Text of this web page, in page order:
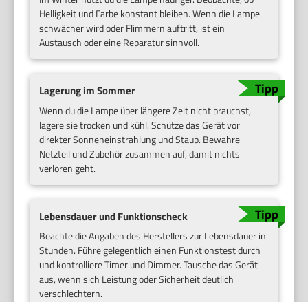
Helligkeit und Farbe konstant bleiben. Wenn die Lampe
schwächer wird oder Flimmern auftritt, ist ein
Austausch oder eine Reparatur sinnvoll.
Lagerung im Sommer
Wenn du die Lampe über längere Zeit nicht brauchst,
lagere sie trocken und kühl. Schütze das Gerät vor
direkter Sonneneinstrahlung und Staub. Bewahre
Netzteil und Zubehör zusammen auf, damit nichts
verloren geht.
Lebensdauer und Funktionscheck
Beachte die Angaben des Herstellers zur Lebensdauer in
Stunden. Führe gelegentlich einen Funktionstest durch
und kontrolliere Timer und Dimmer. Tausche das Gerät
aus, wenn sich Leistung oder Sicherheit deutlich
verschlechtern.